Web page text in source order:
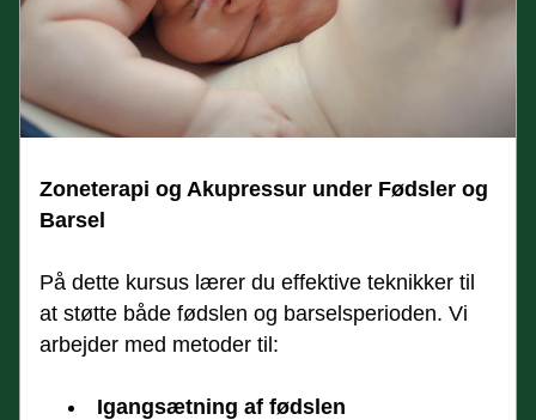
Zoneterapi og Akupressur under Fødsler og
Barsel
På dette kursus lærer du effektive teknikker til
at støtte både fødslen og barselsperioden. Vi
arbejder med metoder til:
Igangsætning af fødslen